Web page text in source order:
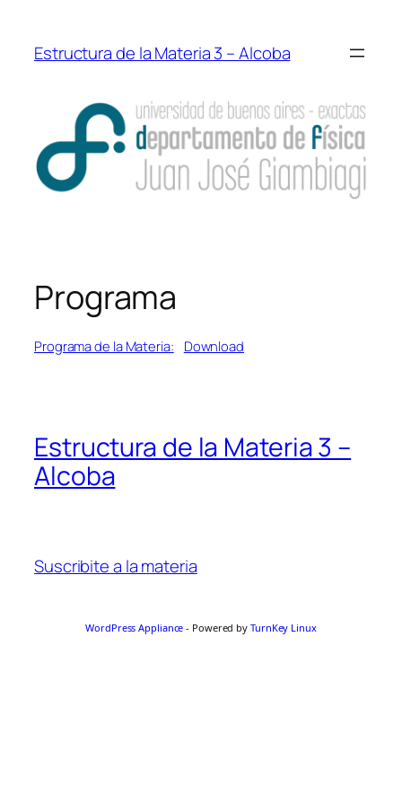
contenido
Estructura de la Materia 3 – Alcoba
Programa
Programa de la Materia: Download
Estructura de la Materia 3 –
Alcoba
Suscribite a la materia
WordPress Appliance - Powered by TurnKey Linux